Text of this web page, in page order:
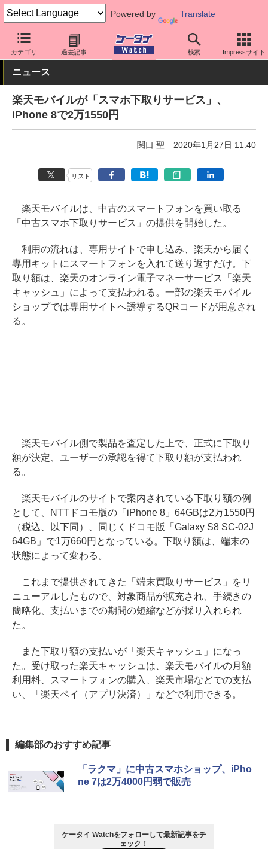
Powered by Translate
カテゴリ 過去記事 検索 Impressサイト
ケータイ Watch キャリア 楽天 アプリ・サービス
ニュース
楽天モバイルが「スマホ下取りサービス」、
iPhone 8で2万1550円
関口 聖 2020年1月27日 11:40
リスト
楽天モバイルは、中古のスマートフォンを買い取る
「中古スマホ下取りサービス」の提供を開始した。
利用の流れは、専用サイトで申し込み、楽天から届く
専用キットにスマートフォンを入れて送り返すだけ。下
取り額は、楽天のオンライン電子マネーサービス「楽天
キャッシュ」によって支払われる。一部の楽天モバイル
ショップでは専用サイトへ誘導するQRコードが用意され
る。
楽天モバイル側で製品を査定した上で、正式に下取り
額が決定、ユーザーの承認を得て下取り額が支払われ
る。
楽天モバイルのサイトで案内されている下取り額の例
として、NTTドコモ版の「iPhone 8」64GBは2万1550円
（税込、以下同）、同じくドコモ版「Galaxy S8 SC-02J
64GB」で1万660円となっている。下取り額は、端末の
状態によって変わる。
これまで提供されてきた「端末買取りサービス」をリ
ニューアルしたもので、対象商品が拡充され、手続きの
簡略化、支払いまでの期間の短縮などが採り入れられ
た。
また下取り額の支払いが「楽天キャッシュ」になっ
た。受け取った楽天キャッシュは、楽天モバイルの月額
利用料、スマートフォンの購入、楽天市場などでの支払
い、「楽天ペイ（アプリ決済）」などで利用できる。
編集部のおすすめ記事
「ラクマ」に中古スマホショップ、iPho
ne 7は2万4000円弱で販売
ケータイ Watchをフォローして最新記事をチ
ェック！